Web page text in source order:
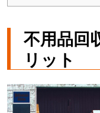
不用品回
リット